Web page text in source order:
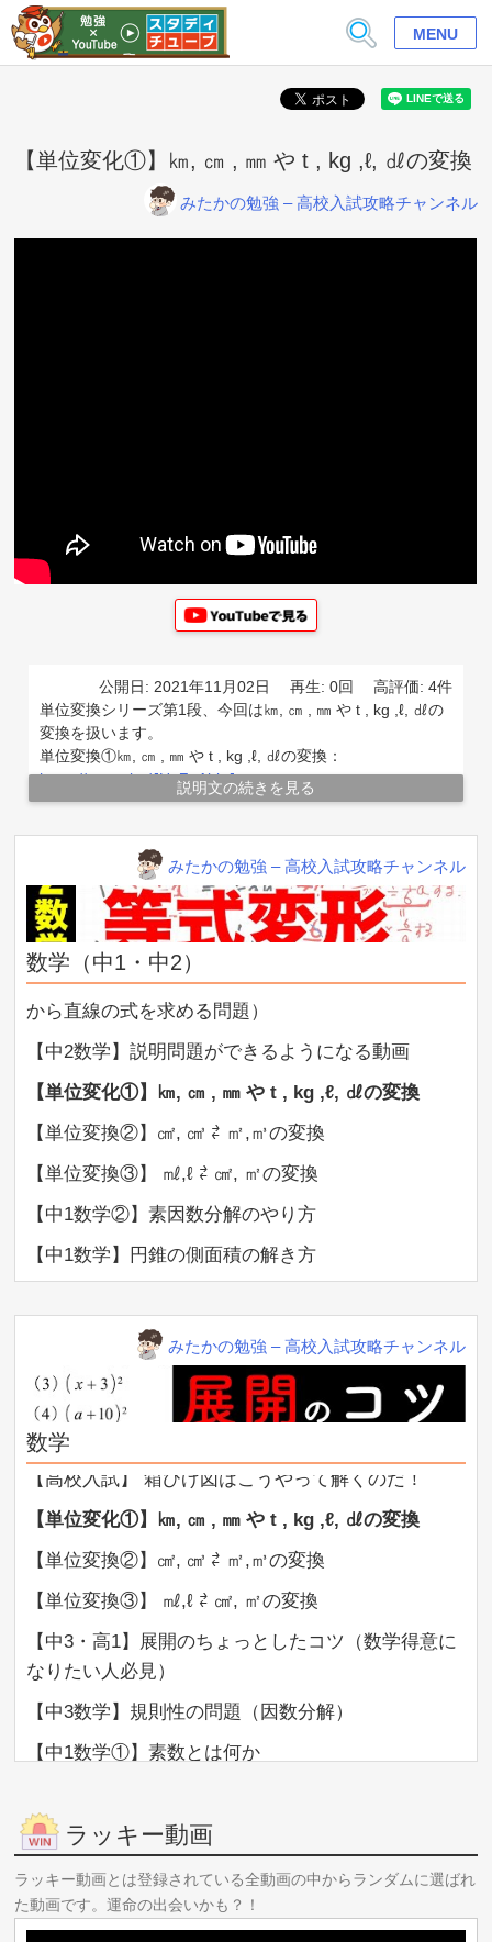
MENU
【単位変化①】㎞, ㎝ , ㎜ や t , kg ,ℓ, ㎗の変換
みたかの勉強 – 高校入試攻略チャンネル
高評価: 4件
再生: 0回
公開日: 2021年11月02日
単位変換シリーズ第1段、今回は㎞, ㎝ , ㎜ や t , kg ,ℓ, ㎗の
変換を扱います。
単位変換①㎞, ㎝ , ㎜ や t , kg ,ℓ, ㎗の変換：
https://youtu.be/JUeZnAbjzJs
単位変換②㎠, ㎤ ⇄ ㎡,㎥の変換：
単位変換③ ㎖,ℓ ⇄ ㎠, ㎡の変換：
https://youtu.be/JUeZnAbjzJs
説明文の続きを見る
みたかの勉強 – 高校入試攻略チャンネル
数学（中1・中2）
▲ 前の10件を見る
【中2数学★★】等式変形② みんながよくつまずく問
題
【中2数学】連立方程式を極める①連立方程式とは？
二元一次方程式とは？
【中2数学】連立方程式を極める②加減法
【中2数学】一次関数が絶対に理解できる動画（2点
から直線の式を求める問題）
【中2数学】説明問題ができるようになる動画
【単位変化①】㎞, ㎝ , ㎜ や t , kg ,ℓ, ㎗の変換
【単位変換②】㎠, ㎤ ⇄ ㎡,㎥の変換
【単位変換③】 ㎖,ℓ ⇄ ㎠, ㎡の変換
【中1数学②】素因数分解のやり方
【中1数学】円錐の側面積の解き方
みたかの勉強 – 高校入試攻略チャンネル
数学
絶対見たほうがいいよ。これめっちゃ差がつくから
（再掲）
【中3数学】円周角の定理の解き方・見るべきポイン
【中3数学】四分位数と箱ひげ図（超基本編①）←足
をすくわれるなよ！
【高校入試】 箱ひげ図はこうやって解くのだ！
【単位変化①】㎞, ㎝ , ㎜ や t , kg ,ℓ, ㎗の変換
【単位変換②】㎠, ㎤ ⇄ ㎡,㎥の変換
【単位変換③】 ㎖,ℓ ⇄ ㎠, ㎡の変換
【中3・高1】展開のちょっとしたコツ（数学得意に
なりたい人必見）
【中3数学】規則性の問題（因数分解）
【中1数学①】素数とは何か
ラッキー動画
ラッキー動画とは登録されている全動画の中からランダムに選ばれ
た動画です。運命の出会いかも？！